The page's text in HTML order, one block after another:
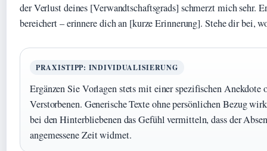
der Verlust deines [Verwandtschaftsgrads] schmerzt mich sehr.
bereichert – erinnere dich an [kurze Erinnerung]. Stehe dir bei,
PRAXISTIPP: INDIVIDUALISIERUNG
Ergänzen Sie Vorlagen stets mit einer spezifischen Anekdote
Verstorbenen. Generische Texte ohne persönlichen Bezug
bei den Hinterbliebenen das Gefühl vermitteln, dass der
angemessene Zeit widmet.